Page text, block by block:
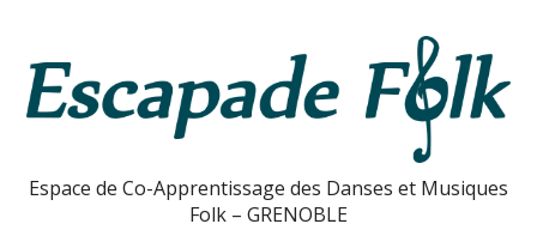
Espace de Co-Apprentissage des Danses et Musiques
Folk – GRENOBLE